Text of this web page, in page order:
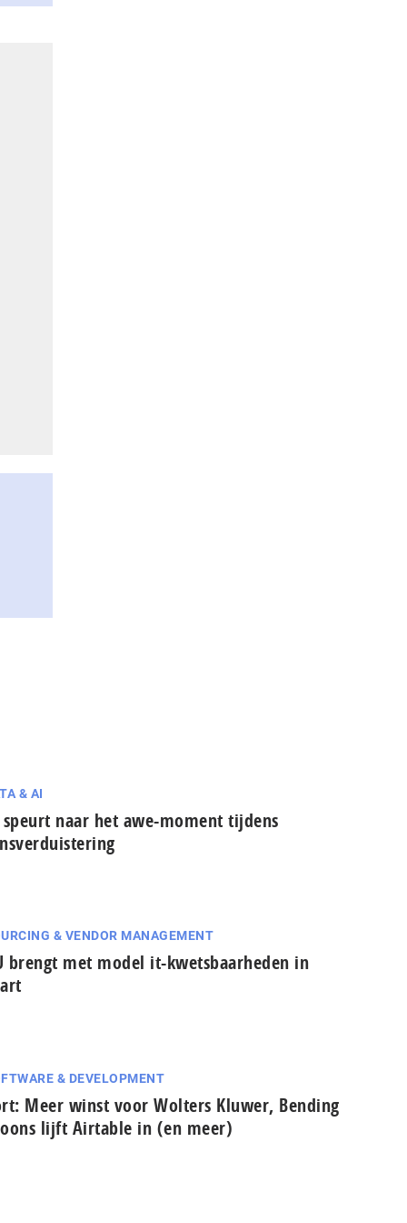
& AI
naar het awe-moment tijdens
& VENDOR MANAGEMENT
brengt met model it-kwetsbaarheden in
& DEVELOPMENT
Meer winst voor Wolters Kluwer, Bending
lijft Airtable in (en meer)